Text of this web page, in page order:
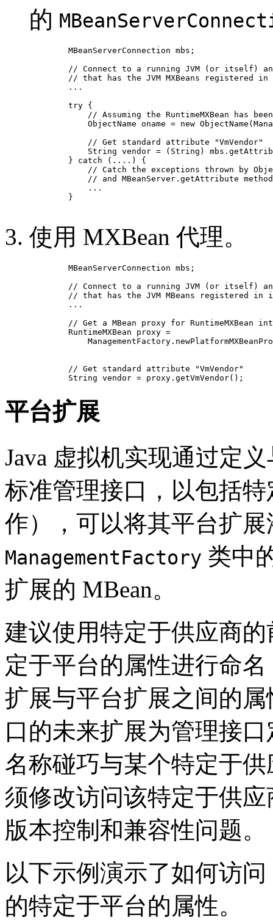
的
   MBeanServerConnection mbs;
// Connect to a running JVM (or itself)
// that has the JVM MXBeans registered in
   ...
   try {
// Assuming the RuntimeMXBean has
ObjectName oname = new
       // Get standard attribute "VmVendor"
String vendor = (String)
   } catch (....) {
// Catch the exceptions thrown by
       // and MBeanServer.getAttribute method
       ...
   }
使用 MXBean 代理。
   MBeanServerConnection mbs;
// Connect to a running JVM (or itself)
// that has the JVM MBeans registered in
   ...
// Get a MBean proxy for RuntimeMXBean
   RuntimeMXBean proxy =
   // Get standard attribute "VmVendor"
平台扩展
Java 虚拟机实现通过定
标准管理接口，以包括
作），可以将其平台扩
ManagementFactory 类中
扩展的 MBean。
建议使用特定于供应商
定于平台的属性进行命
扩展与平台扩展之间的
口的未来扩展为管理接
名称碰巧与某个特定于
须修改访问该特定于供
版本控制和兼容性问题。
以下示例演示了如何访
的特定于平台的属性。